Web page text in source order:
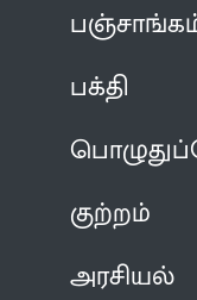
பக்தி
குற்றம்
அரசியல்